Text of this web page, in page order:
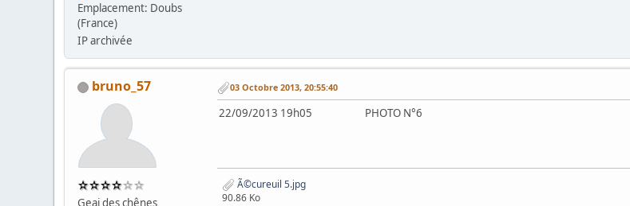
Emplacement: Doubs
(France)
IP archivée
bruno_57
Geai des chênes
03 Octobre 2013, 20:55:40
22/09/2013 19h05 PHOTO N°6
Ã©cureuil 5.jpg
90.86 Ko